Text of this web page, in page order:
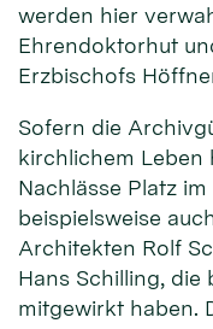
werden hier
Ehrendoktorhut
Erzbischofs
Sofern die
kirchlichem Leben
Nachlässe Platz
beispielsweise
Architekten Rolf
Hans Schilling, die
mitgewirkt haben.